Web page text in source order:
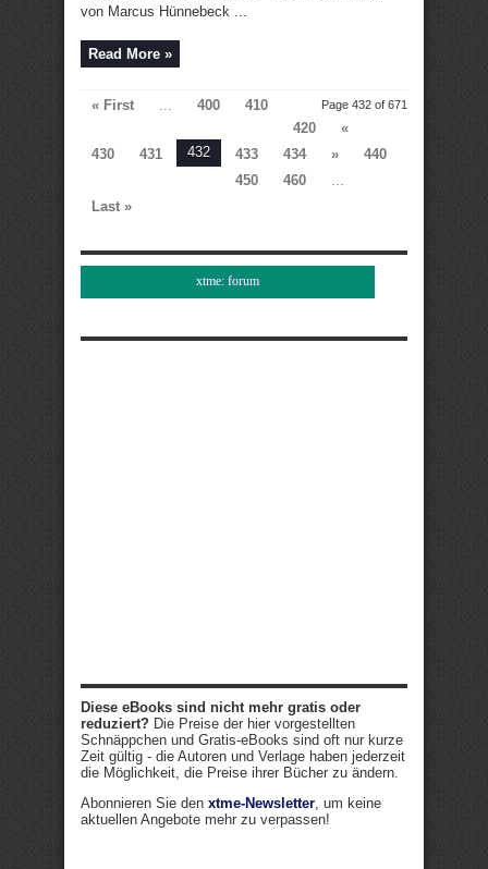
von Marcus Hünnebeck ...
Read More »
Page 432 of 671
« First ... 400
410
420
«
430
431 432 433 434 »
440
450
460
...
Last »
xtme: forum
Diese eBooks sind nicht mehr gratis oder
reduziert? Die Preise der hier vorgestellten
Schnäppchen und Gratis-eBooks sind oft nur kurze
Zeit gültig - die Autoren und Verlage haben jederzeit
die Möglichkeit, die Preise ihrer Bücher zu ändern.
Abonnieren Sie den xtme-Newsletter, um keine
aktuellen Angebote mehr zu verpassen!